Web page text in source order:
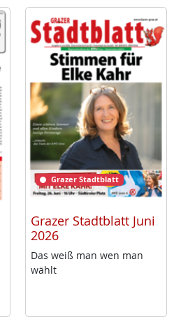
Grazer Stadtblatt
Grazer Stadtblatt Juni
2026
Das weiß man wen man
wählt